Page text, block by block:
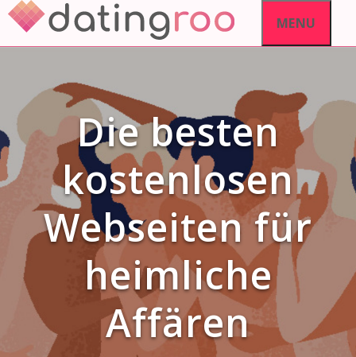
Skip
content
MENU
Die besten
kostenlosen
Webseiten für
heimliche
Affären